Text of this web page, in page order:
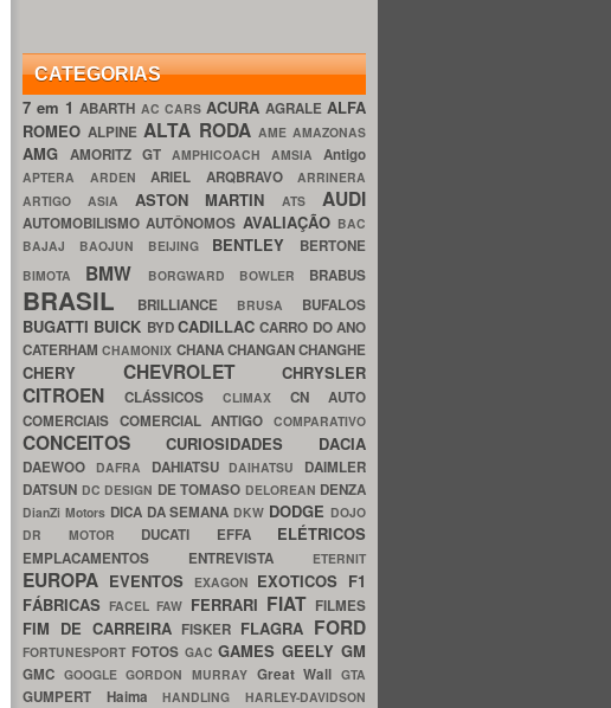
CATEGORIAS
7 em 1ABARTH AC CARS ACURA AGRALE ALFA
ROMEOALPINEALTA RODA AME AMAZONAS
AMG AMORITZ GT AMPHICOACH AMSIA Antigo
APTERA ARDEN ARIEL ARQBRAVO ARRINERA
ARTIGO ASIA ASTON MARTINATS AUDI
AUTOMOBILISMOAUTÔNOMOS AVALIAÇÃO BAC
BAJAJ BAOJUN BEIJING BENTLEY BERTONE
BIMOTA BMW BORGWARD BOWLER BRABUS
BRASIL BRILLIANCE BRUSA BUFALOS
BUGATTI BUICK BYDCADILLACCARRO DO ANO
CATERHAMCHAMONIX CHANACHANGANCHANGHE
CHERY CHEVROLET CHRYSLER
CITROEN CLÁSSICOS CLIMAX CN AUTO
COMERCIAIS COMERCIAL ANTIGOCOMPARATIVO
CONCEITOS CURIOSIDADES DACIA
DAEWOO DAFRA DAHIATSU DAIHATSU DAIMLER
DATSUN DC DESIGN DE TOMASO DELOREAN DENZA
DianZi Motors DICA DA SEMANA DKW DODGE DOJO
DR MOTOR DUCATI EFFA ELÉTRICOS
EMPLACAMENTOS ENTREVISTA ETERNIT
EUROPA EVENTOS EXAGON EXOTICOS F1
FÁBRICASFACELFAW FERRARI FIAT FILMES
FIM DE CARREIRA FISKER FLAGRA FORD
FORTUNESPORT FOTOS GACGAMESGEELYGM
GMC GOOGLEGORDON MURRAY Great WallGTA
GUMPERT HaimaHANDLINGHARLEY-DAVIDSON